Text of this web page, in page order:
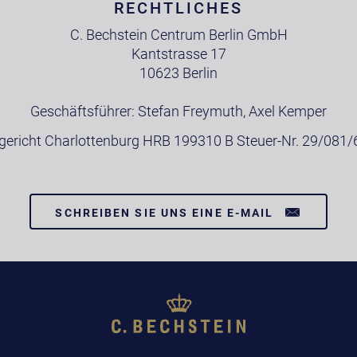
RECHTLICHES
C. Bechstein Centrum Berlin GmbH
Kantstrasse 17
10623 Berlin
Geschäftsführer: Stefan Freymuth, Axel Kemper
Charlottenburg HRB 199310 B Steuer-Nr. 29/081/
SCHREIBEN SIE UNS EINE E-MAIL